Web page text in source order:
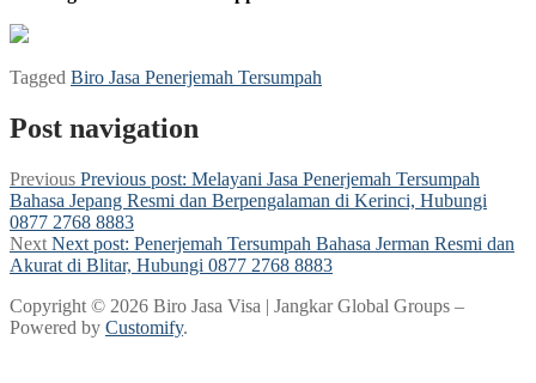
Tagged Biro Jasa Penerjemah Tersumpah
Post navigation
Previous Previous post: Melayani Jasa Penerjemah Tersumpah
Bahasa Jepang Resmi dan Berpengalaman di Kerinci, Hubungi
0877 2768 8883
Next Next post: Penerjemah Tersumpah Bahasa Jerman Resmi dan
Akurat di Blitar, Hubungi 0877 2768 8883
Copyright © 2026 Biro Jasa Visa | Jangkar Global Groups –
Powered by Customify.